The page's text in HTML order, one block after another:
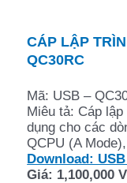
CÁP LẬP
QC30RC
Mã: USB –
Miêu tả: Cáp
dụng cho các
QCPU (A
Download:
Giá: 1,100,000